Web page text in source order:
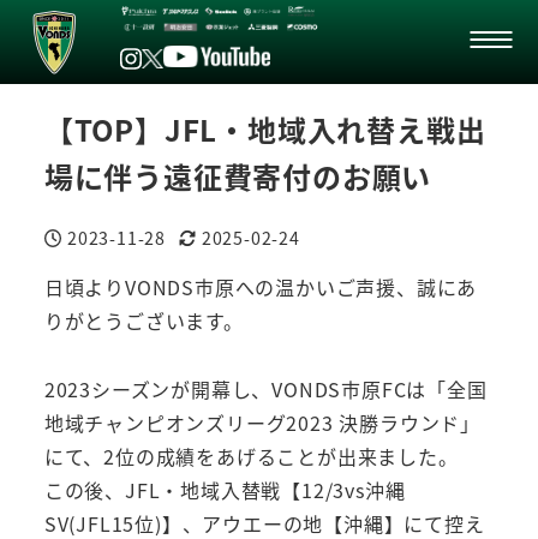
【TOP】JFL・地域入れ替え戦出
場に伴う遠征費寄付のお願い
投稿日
2023-11-28
更新日
2025-02-24
日頃よりVONDS市原への温かいご声援、誠にあ
りがとうございます。
2023シーズンが開幕し、VONDS市原FCは「全国
地域チャンピオンズリーグ2023 決勝ラウンド」
にて、2位の成績をあげることが出来ました。
この後、JFL・地域入替戦【12/3vs沖縄
SV(JFL15位)】、アウエーの地【沖縄】にて控え